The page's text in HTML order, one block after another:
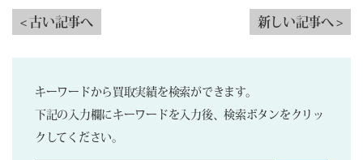
< 古い記事へ 新しい記事へ >
キーワードから買取実績を検索ができます。
下記の入力欄にキーワードを入力後、検索ボタンをクリッ
クしてください。